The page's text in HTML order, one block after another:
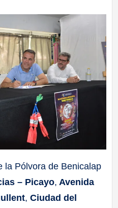
la Pólvora de Benicalap
– Picayo, Avenida
, Ciudad del